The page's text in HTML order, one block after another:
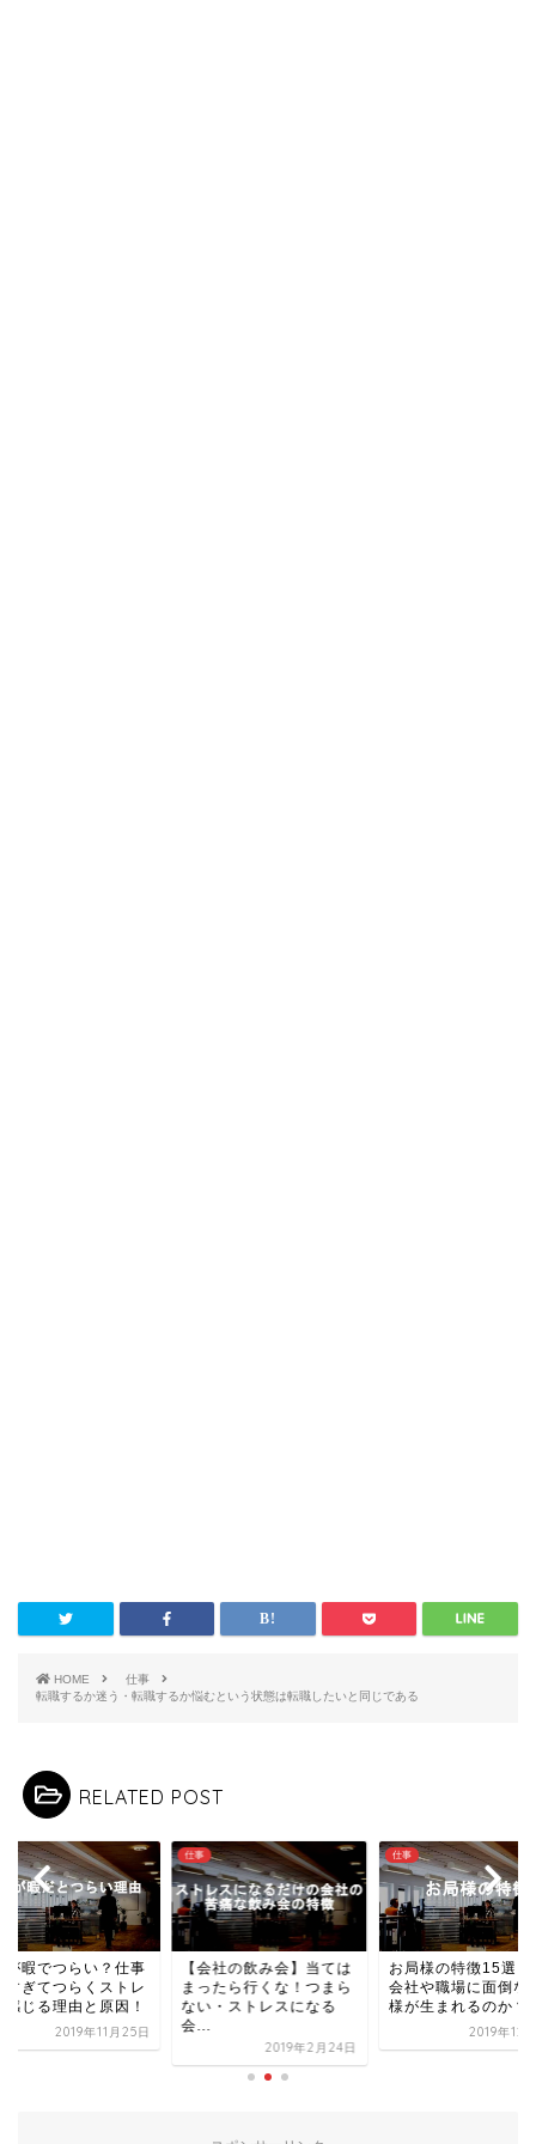
HOME
仕事
転職するか迷う・転職するか悩むという状態は転職したいと同じである
RELATED POST
が暇でつらい？仕事
すぎてつらくストレ
感じる理由と原因！
2019年11月25日
仕事
【会社の飲み会】当ては
まったら行くな！つまら
ない・ストレスになる
会...
2019年2月24日
仕事
お局様の特徴15選！
会社や職場に面倒な
様が生まれるのか？
2019年12